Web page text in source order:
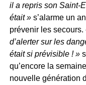
il a repris son Saint-
était »s’alarme un
prévenir les secours.
d’alerter sur les
était si prévisible ! »
qu’encore la
nouvelle génération